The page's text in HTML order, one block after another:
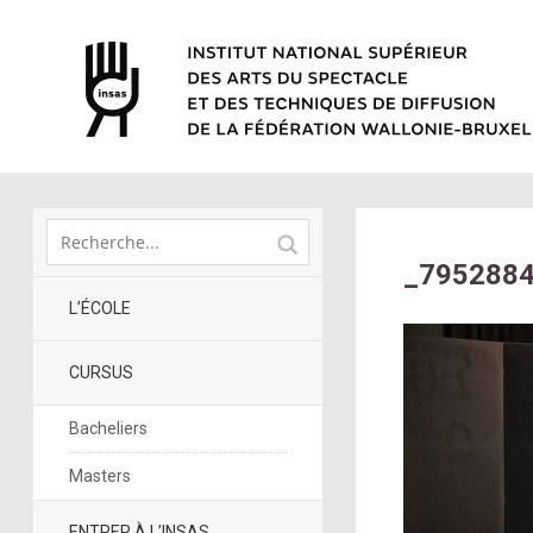
L’ÉCOLE
CURSUS
Bacheliers
Masters